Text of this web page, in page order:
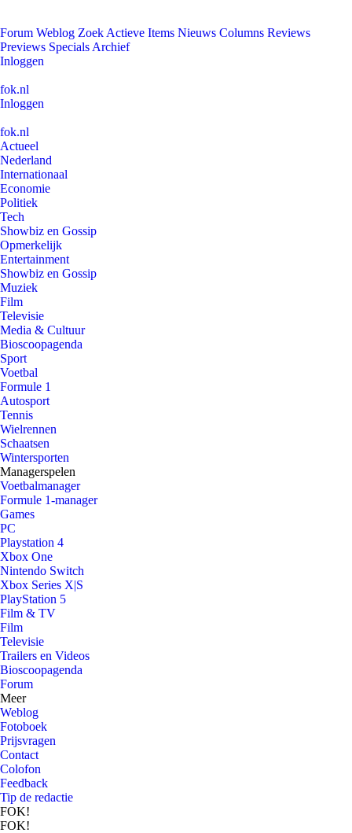
Forum Weblog Zoek Actieve Items Nieuws Columns Reviews
Previews Specials Archief
Inloggen
fok.nl
Inloggen
fok.nl
Actueel
Nederland
Internationaal
Economie
Politiek
Tech
Showbiz en Gossip
Opmerkelijk
Entertainment
Showbiz en Gossip
Muziek
Film
Televisie
Media & Cultuur
Bioscoopagenda
Sport
Voetbal
Formule 1
Autosport
Tennis
Wielrennen
Schaatsen
Wintersporten
Managerspelen
Voetbalmanager
Formule 1-manager
Games
PC
Playstation 4
Xbox One
Nintendo Switch
Xbox Series X|S
PlayStation 5
Film & TV
Film
Televisie
Trailers en Videos
Bioscoopagenda
Forum
Meer
Weblog
Fotoboek
Prijsvragen
Contact
Colofon
Feedback
Tip de redactie
FOK!
FOK!